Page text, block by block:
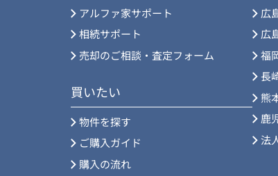
アルファ家サポート
相続サポート
売却のご相談・査定フォーム
買いたい
物件を探す
ご購入ガイド
購入の流れ
広
広
福
長
熊
鹿
法